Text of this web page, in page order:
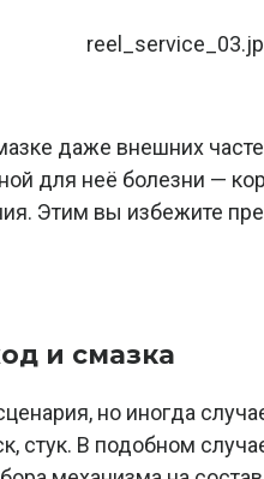
даже внешних
для неё болезни —
Этим вы избежите
и смазка
но иногда
стук. В подобном